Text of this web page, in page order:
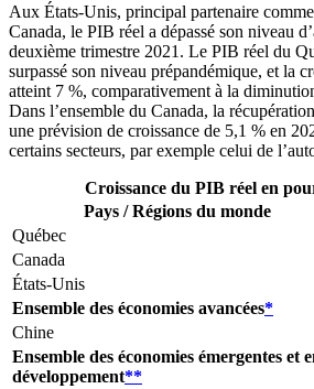
Aux États‑Unis, principal partenaire
Canada, le PIB réel a dépassé son niveau
deuxième trimestre 2021. Le PIB réel du
surpassé son niveau prépandémique, et la
atteint 7 %, comparativement à la
Dans l’ensemble du Canada, la
une prévision de croissance de 5,1 % en
certains secteurs, par exemple celui de
Croissance du PIB réel en
Pays / Régions du monde
Québec
Canada
États-Unis
Ensemble des économies avancées*
Chine
Ensemble des économies émergentes et
développement**